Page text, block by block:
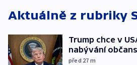
Aktuálně z rubriky
Trump chce v
nabývání
před 27 m